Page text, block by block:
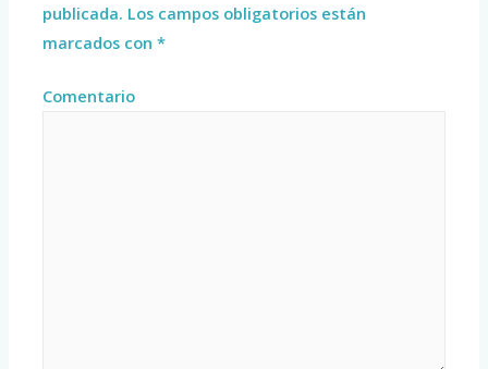
publicada. Los campos obligatorios están
marcados con*
Comentario